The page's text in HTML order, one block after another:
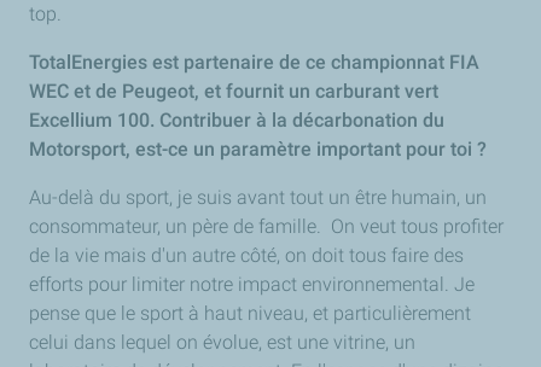
top.
TotalEnergies est partenaire de ce championnat FIA
WEC et de Peugeot, et fournit un carburant vert
Excellium 100. Contribuer à la décarbonation du
Motorsport, est-ce un paramètre important pour toi ?
Au-delà du sport, je suis avant tout un être humain, un
consommateur, un père de famille. On veut tous profiter
de la vie mais d'un autre côté, on doit tous faire des
efforts pour limiter notre impact environnemental. Je
pense que le sport à haut niveau, et particulièrement
celui dans lequel on évolue, est une vitrine, un